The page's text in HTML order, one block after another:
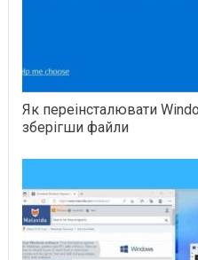
Як переінсталювати
зберігши файли